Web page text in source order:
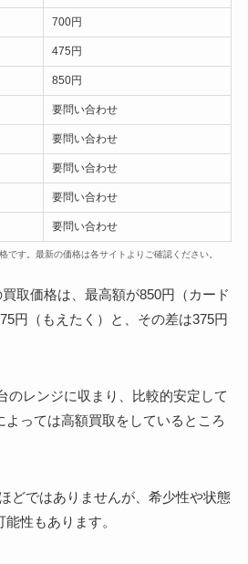
700円
475円
850円
要問い合わせ
要問い合わせ
要問い合わせ
要問い合わせ
要問い合わせ
す。最新の価格は各サイトよりご確認ください。
取価格は、最高額が850円（カード
円（もえたく）と、その差は375円
のレンジに収まり、比較的安定して
よっては高額買取をしているところ
どではありませんが、希少性や状態
性もあります。